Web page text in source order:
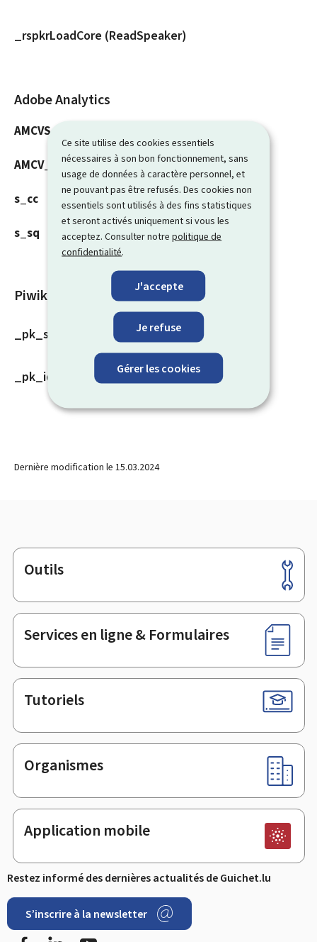
Ce site utilise des cookies essentiels
nécessaires à son bon fonctionnement, sans
usage de données à caractère personnel, et
ne pouvant pas être refusés. Des cookies non
essentiels sont utilisés à des fins statistiques
et seront activés uniquement si vous les
acceptez. Consulter notrepolitique de
confidentialité.
J'accepte
Je refuse
Gérer les cookies
_rspkrLoadCore (ReadSpeaker)
Adobe Analytics
AMCVS_###@AdobeOrg
AMCV_###@AdobeOrg
s_cc
s_sq
Piwik (cartes geoportail.lu)
_pk_ses
_pk_id
Dernière modification le 15.03.2024
Pied
de
page
Outils
Services en ligne & Formulaires
Tutoriels
Organismes
Application mobile
Restez informé des dernières actualités de Guichet.lu
S’inscrire à la newsletter
FacebookLinkedIn